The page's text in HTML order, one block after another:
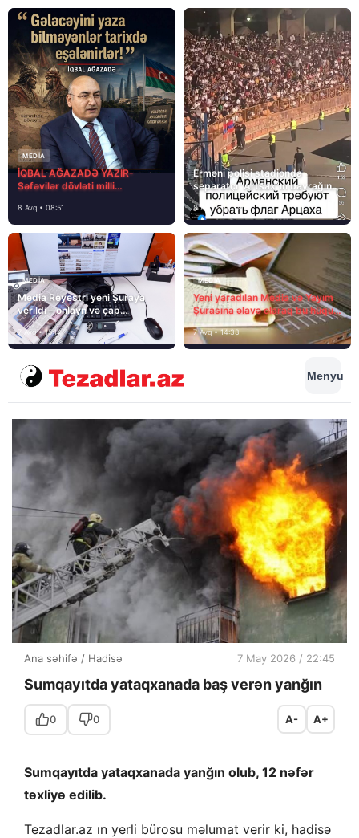
MEDİA
İQBAL AĞAZADƏ YAZIR-
Səfəvilər dövləti milli
8 Avq • 08:51
Erməni polisi stadionda
separatçı “Artsax”ın bayrağını
müsadirə etdi və…
8 Avq • 08:39
MEDİA
Media Reyestri yeni Şuraya
verildi – onlayn və çap
mediasını nə gözləyir?
7 Avq • 15:14
MEDİA
Yeni yaradılan Media və Yayım
Şurasına əlavə olaraq bu hüquq
və vəzifələr də verilib
7 Avq • 14:38
Menyu
Ana səhifə / Hadisə 7 May 2026 / 22:45
Sumqayıtda yataqxanada baş verən yanğın
0 0 A- A+
Sumqayıtda yataqxanada yanğın olub, 12 nəfər
təxliyə edilib.
Tezadlar.az ın yerli bürosu məlumat verir ki, hadisə